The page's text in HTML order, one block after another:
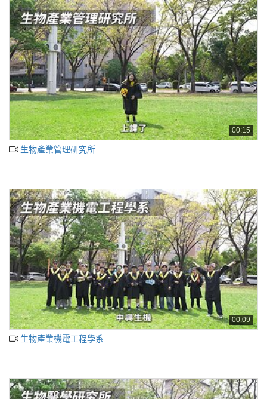
00:15
生物產業管理研究所
00:09
生物產業機電工程學系